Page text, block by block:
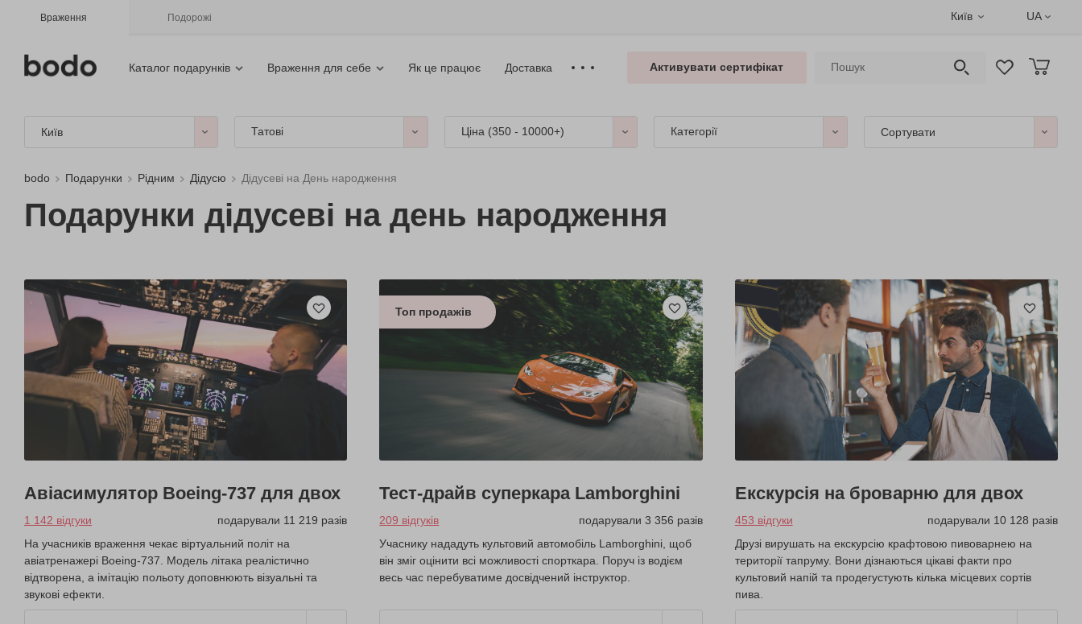
Враження Подорожі Київ UA
Каталог подарунків Враження для себе Як це працює Доставка Активувати сертифікат
Київ Татові Ціна (350 - 10000+) Категорії Сортувати
bodo Подарунки Рідним Дідусю Дідусеві на День народження
Подарунки дідусеві на день народження
Авіасимулятор Boeing-737 для двох
1 142 відгуки
подарували 11 219 разів
На учасників враження чекає віртуальний політ на
авіатренажері Boeing-737. Модель літака реалістично
відтворена, а імітацію польоту доповнюють візуальні та
звукові ефекти.
Топ продажів
Тест-драйв суперкара Lamborghini
209 відгуків
подарували 3 356 разів
Учаснику нададуть культовий автомобіль Lamborghini, щоб
він зміг оцінити всі можливості спорткара. Поруч із водієм
весь час перебуватиме досвідчений інструктор.
Екскурсія на броварню для двох
453 відгуки
подарували 10 128 разів
Друзі вирушать на екскурсію крафтовою пивоварнею на
території тапруму. Вони дізнаються цікаві факти про
культовий напій та продегустують кілька місцевих сортів
пива.